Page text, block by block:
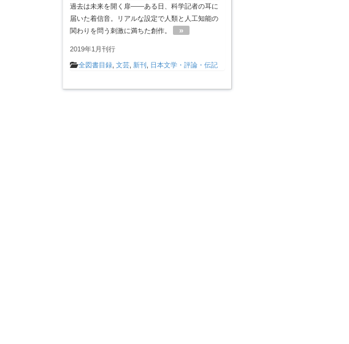
過去は未来を開く扉――ある日、科学記者の耳に
届いた着信音。リアルな設定で人類と人工知能の
関わりを問う刺激に満ちた創作。
»
2019年1月刊行
全図書目録 文芸 新刊 日本文学・評論・伝記